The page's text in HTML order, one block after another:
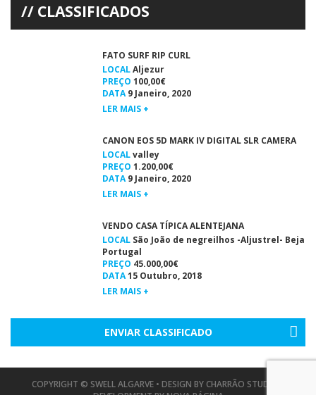
CLASSIFICADOS
FATO SURF RIP CURL
LOCALAljezur
PREÇO 100,00€
DATA9 Janeiro, 2020
LER MAIS +
CANON EOS 5D MARK IV DIGITAL SLR CAMERA
LOCALvalley
PREÇO 1.200,00€
DATA9 Janeiro, 2020
LER MAIS +
VENDO CASA TÍPICA ALENTEJANA
LOCAL São João de negreilhos -Aljustrel- Beja
Portugal
PREÇO 45.000,00€
DATA15 Outubro, 2018
LER MAIS +
ENVIAR CLASSIFICADO
COPYRIGHT © SWELL ALGARVE • DESIGN BY CHARRÃO STUDIO